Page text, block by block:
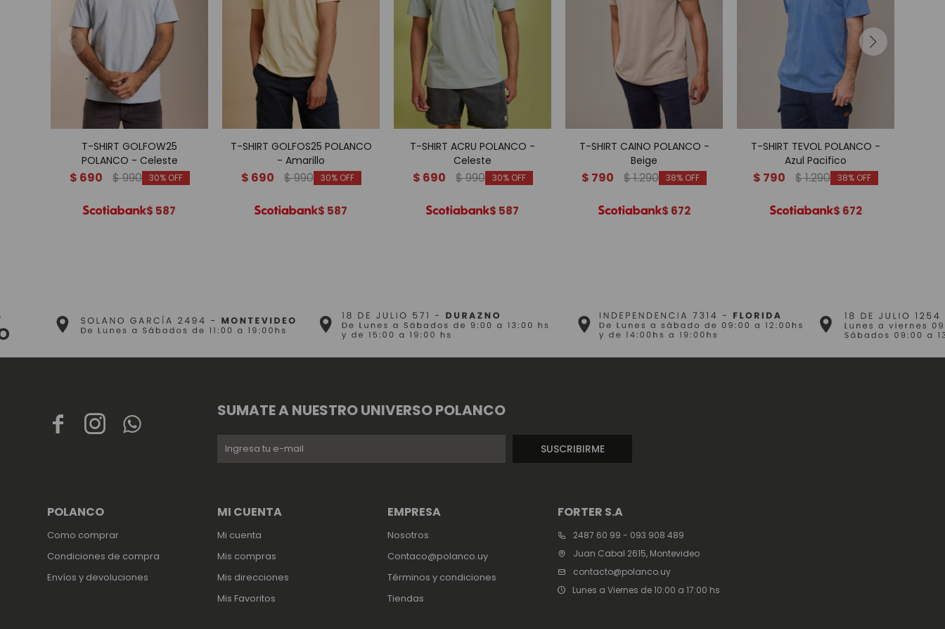
T-SHIRT GOLFOW25
POLANCO - Celeste
$ 690 $990 30
$ 587
T-SHIRT GOLFOS25 POLANCO
- Amarillo
$ 690 $990 30
$ 587
T-SHIRT ACRU POLANCO -
Celeste
$ 690 $990 30
$ 587
T-SHIRT CAINO POLANCO -
Beige
$ 790 $1.290 38
$ 672
T-SHIRT TEVOL POLANCO -
Azul Pacifico
$ 790 $1.290 38
$ 672
  
FORTER S.A
2487 60 99 - 093 908 489
Juan Cabal 2615, Montevideo
contacto@polanco.uy
Lunes a Viernes de 10:00 a 17:00 hs
EMPRESA
Nosotros
Contaco@polanco.uy
Términos y condiciones
Tiendas
POLANCO
Como comprar
Condiciones de compra
Envíos y devoluciones
MI CUENTA
Mi cuenta
Mis compras
Mis direcciones
Mis Favoritos
SUMATE A NUESTRO UNIVERSO POLANCO
SUSCRIBIRME